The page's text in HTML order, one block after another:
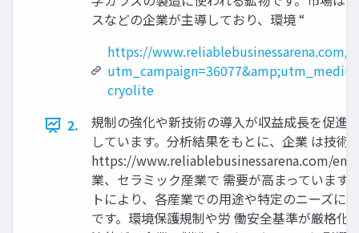
スなどの企業が主導しており、環境 “
https://www.reliablebusinessarena.com/
cryolite
2.
規制の強化や新技術の導入が収益成長を促進
しています。分析結果をもとに、企業 は技
https://www.reliablebusinessarena.com/
業、セラミック産業で 需要が高まっていま
トにより、各産業での用途や特定のニーズに
です。環境保護規制や労 働安全基準が厳格